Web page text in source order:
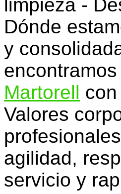
limpieza -
Dónde
y
Martorell
Valores
agilidad,
servicio y